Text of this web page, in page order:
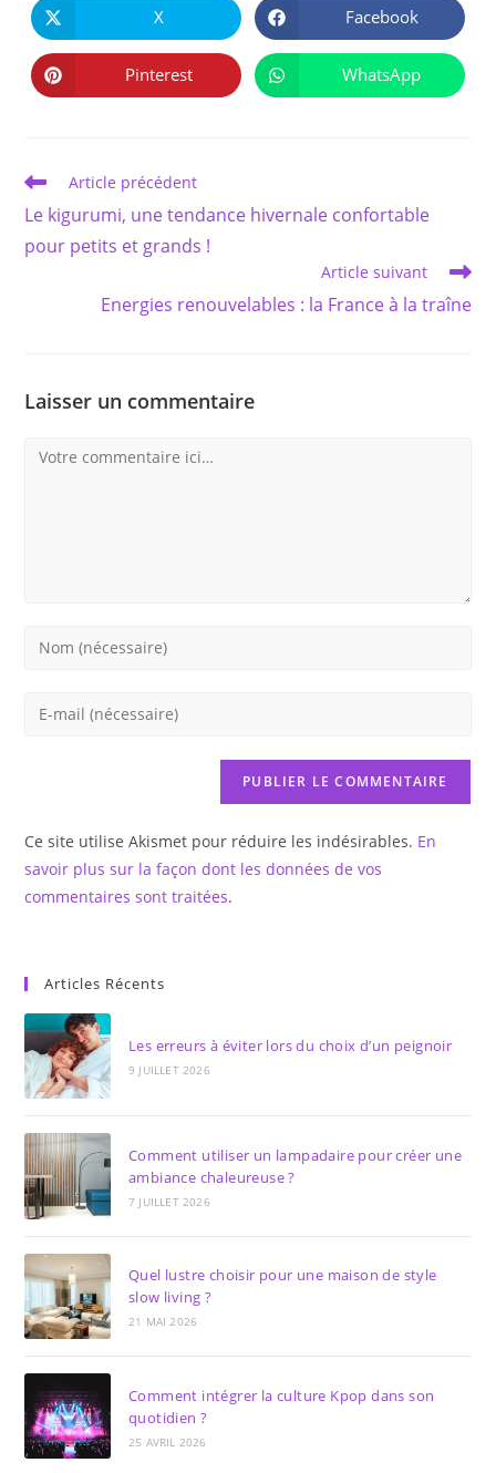
CE
CONTENU
Ouvrir
dans
une
autre
fenêtre
X Ouvrir
dans
une
autre
fenêtre
Facebook
Ouvrir
dans
Pinterest Ouvrir
dans
WhatsApp
Read
articles
Article précédent
Le kigurumi, une tendance hivernale confortable
pour petits et grands !
Article suivant
Energies renouvelables : la France à la traîne
Laisser un commentaire
Comment
Enter
Enter
comment
Ce site utilise Akismet pour réduire les indésirables. En
savoir plus sur la façon dont les données de vos
commentaires sont traitées.
Articles Récents
Les erreurs à éviter lors du choix d’un peignoir
9 JUILLET 2026
Comment utiliser un lampadaire pour créer une
ambiance chaleureuse ?
7 JUILLET 2026
Quel lustre choisir pour une maison de style
slow living ?
21 MAI 2026
Comment intégrer la culture Kpop dans son
quotidien ?
25 AVRIL 2026